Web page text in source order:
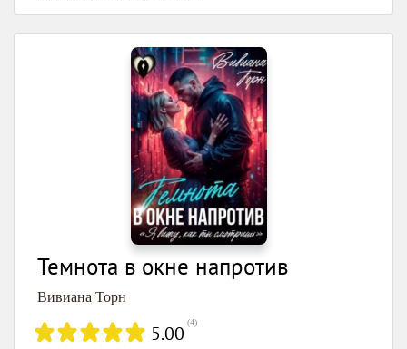
Темнота в окне напротив
Вивиана Торн
5.00 (4)